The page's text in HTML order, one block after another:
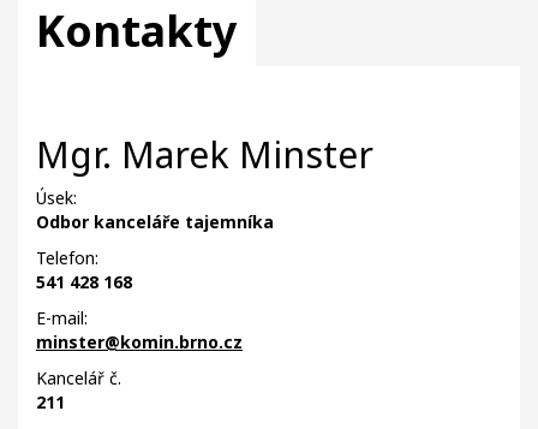
Kontakty
Mgr. Marek Minster
Úsek:
Odbor kanceláře tajemníka
Telefon:
541 428 168
E-mail:
minster@komin.brno.cz
Kancelář č.
211